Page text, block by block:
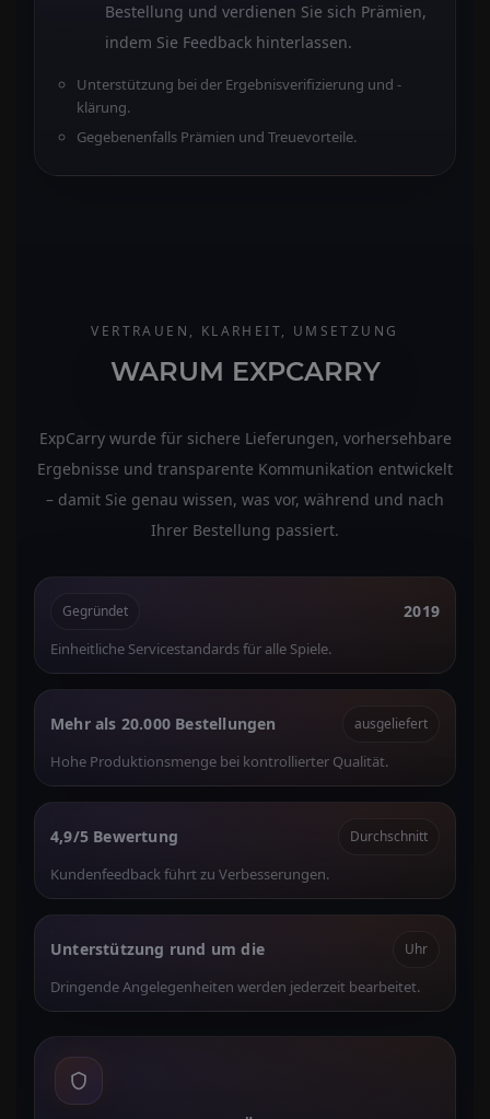
Bestellung und verdienen Sie sich Prämien,
indem Sie Feedback hinterlassen.
Unterstützung bei der Ergebnisverifizierung und -
klärung.
Gegebenenfalls Prämien und Treuevorteile.
VERTRAUEN, KLARHEIT, UMSETZUNG
WARUM EXPCARRY
ExpCarry wurde für sichere Lieferungen, vorhersehbare
Ergebnisse und transparente Kommunikation entwickelt
– damit Sie genau wissen, was vor, während und nach
Ihrer Bestellung passiert.
Gegründet 2019
Einheitliche Servicestandards für alle Spiele.
Mehr als 20.000 Bestellungen ausgeliefert
Hohe Produktionsmenge bei kontrollierter Qualität.
4,9/5 Bewertung Durchschnitt
Kundenfeedback führt zu Verbesserungen.
Unterstützung rund um die Uhr
Dringende Angelegenheiten werden jederzeit bearbeitet.